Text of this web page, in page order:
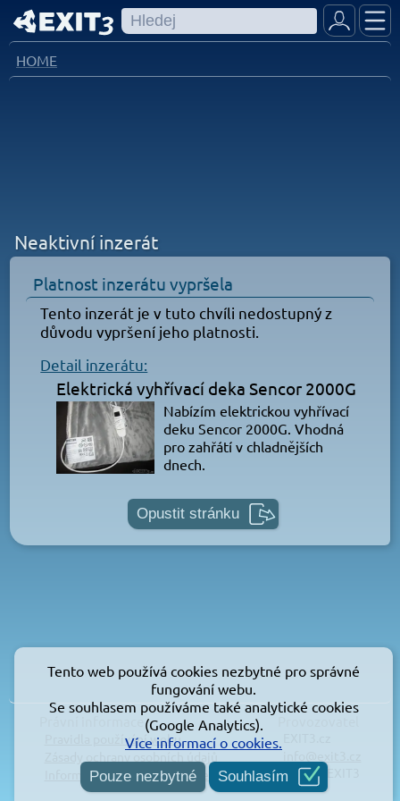
HOME
Neaktivní inzerát
Platnost inzerátu vypršela
Tento inzerát je v tuto chvíli nedostupný z
důvodu vypršení jeho platnosti.
Detail inzerátu:
Elektrická vyhřívací deka Sencor 2000G
Nabízím elektrickou vyhřívací
deku Sencor 2000G. Vhodná
pro zahřátí v chladnějších
dnech.
Opustit stránku
Právní informace
Pravidla používání webu
Informace o používání cookies
© 2026 EXIT3
Tento web používá cookies nezbytné pro správné
fungování webu.
Se souhlasem používáme také analytické cookies
(Google Analytics).
Více informací o cookies.
Pouze nezbytné Souhlasím